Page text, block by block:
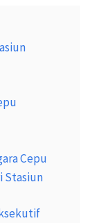
Cepu
Stasiun